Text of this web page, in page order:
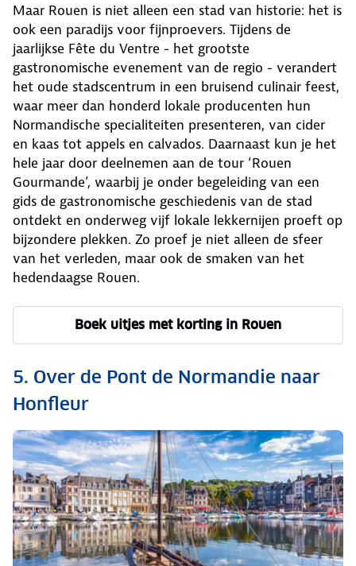
Maar Rouen is niet alleen een stad van historie: het is
ook een paradijs voor fijnproevers. Tijdens de
jaarlijkse Fête du Ventre - het grootste
gastronomische evenement van de regio - verandert
het oude stadscentrum in een bruisend culinair feest,
waar meer dan honderd lokale producenten hun
Normandische specialiteiten presenteren, van cider
en kaas tot appels en calvados. Daarnaast kun je het
hele jaar door deelnemen aan de tour ‘Rouen
Gourmande’, waarbij je onder begeleiding van een
gids de gastronomische geschiedenis van de stad
ontdekt en onderweg vijf lokale lekkernijen proeft op
bijzondere plekken. Zo proef je niet alleen de sfeer
van het verleden, maar ook de smaken van het
hedendaagse Rouen.
Boek uitjes met korting in Rouen
5. Over de Pont de Normandie naar
Honfleur